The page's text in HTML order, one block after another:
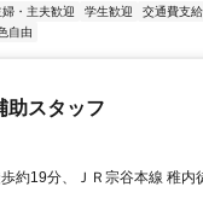
婦・主夫歓迎 学生歓迎 交通費支給
自由
助スタッフ
約19分、ＪＲ宗谷本線 稚内